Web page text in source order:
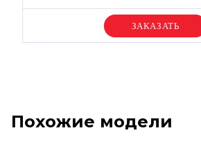
Уточняйте цену
Похожие модели